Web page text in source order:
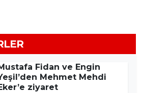
Fidan ve Engin
Mehmet Mehdi
ziyaret